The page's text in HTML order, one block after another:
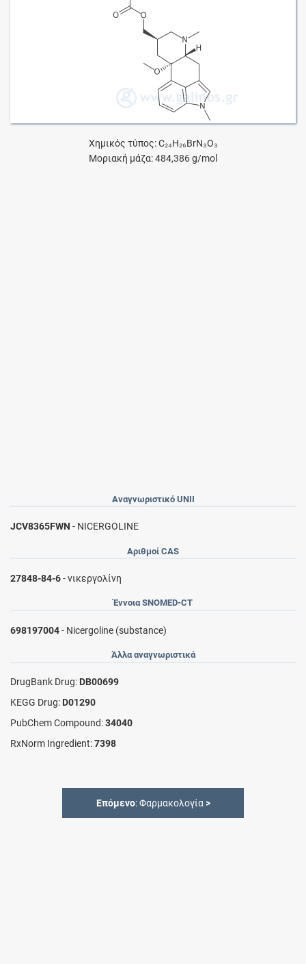
Χημικός τύπος: C₂₄H₂₆BrN₃O₃
Μοριακή μάζα: 484,386 g/mol
Αναγνωριστικό UNII
JCV8365FWN - NICERGOLINE
Αριθμοί CAS
27848-84-6- νικεργολίνη
Έννοια SNOMED-CT
698197004- Nicergoline (substance)
Άλλα αναγνωριστικά
DrugBank Drug: DB00699
KEGG Drug: D01290
PubChem Compound:34040
RxNorm Ingredient:7398
Επόμενο: Φαρμακολογία>